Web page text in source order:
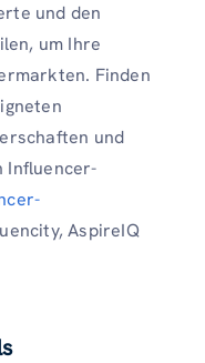
und den
um Ihre
Finden
und
Influencer-
AspireIQ